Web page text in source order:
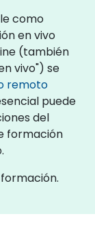
como
en vivo
(también
vivo") se
remoto
puede
del
formación